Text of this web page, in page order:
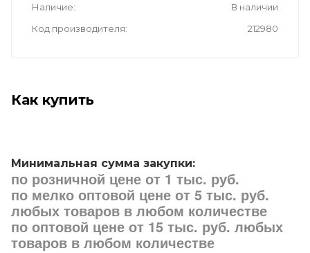
Наличие
В наличии
Код производителя
212980
Как купить
Минимальная сумма закупки:
по розничной цене от 1 тыс. руб.
по мелко оптовой цене от 5 тыс. руб.
любых товаров в любом количестве
по оптовой цене от 15 тыс. руб. любых
товаров в любом количестве